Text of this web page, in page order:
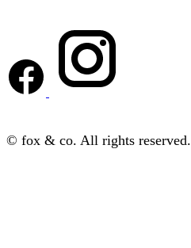
© fox & co. All rights reserved.